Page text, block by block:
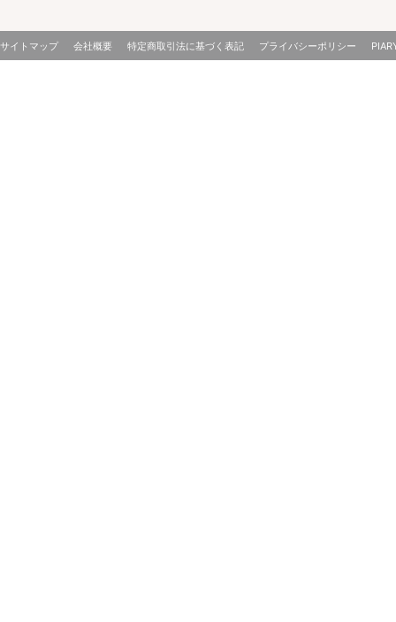
サイトマップ 会社概要 特定商取引法に基づく表記 プライバシーポリシー